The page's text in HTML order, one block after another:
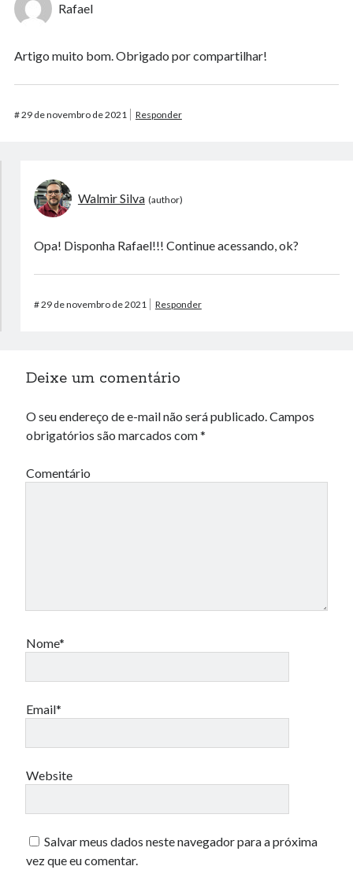
Rafael
Artigo muito bom. Obrigado por compartilhar!
#29 de novembro de 2021 Responder
Walmir Silva
Opa! Disponha Rafael!!! Continue acessando, ok?
#29 de novembro de 2021 Responder
Deixe um comentário
O seu endereço de e-mail não será publicado.Campos
obrigatórios são marcados com*
Comentário
Nome*
Email*
Website
Salvar meus dados neste navegador para a próxima
vez que eu comentar.